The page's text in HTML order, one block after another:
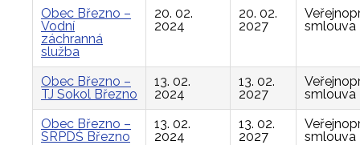
Obec Březno –
Vodní
záchranná
služba
20. 02.
2024
20. 02.
2027
smlouva
Obec Březno –
TJ Sokol Březno
13. 02.
2024
13. 02.
2027
smlouva
Obec Březno –
SRPDŠ Březno
13. 02.
2024
13. 02.
2027
smlouva